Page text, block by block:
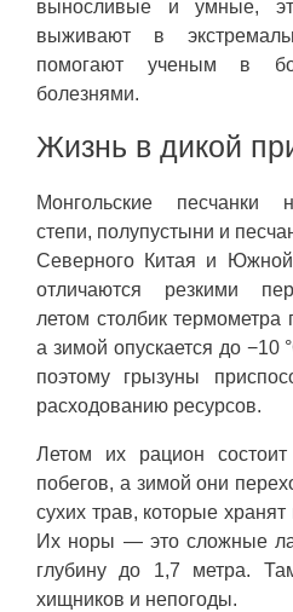
выносливые и умные,
выживают в
помогают ученым в
болезнями.
Жизнь в дикой
Монгольские песчанки
степи, полупустыни и
Северного Китая и
отличаются резкими
летом столбик термометра
а зимой опускается до −10
поэтому грызуны
расходованию ресурсов.
Летом их рацион
побегов, а зимой они
сухих трав, которые
Их норы — это сложные
глубину до 1,7 метра.
хищников и непогоды.